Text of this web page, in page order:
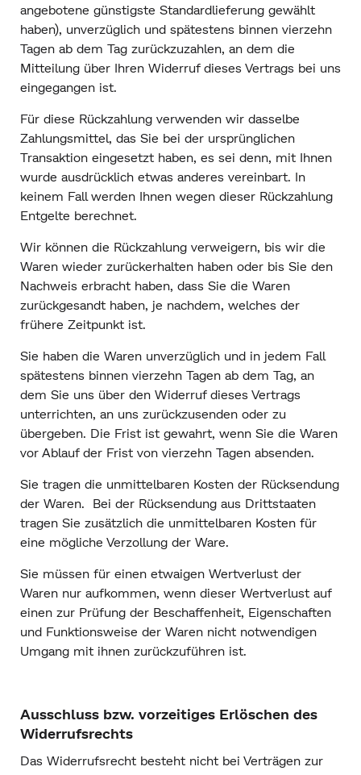
angebotene günstigste Standardlieferung gewählt
haben), unverzüglich und spätestens binnen vierzehn
Tagen ab dem Tag zurückzuzahlen, an dem die
Mitteilung über Ihren Widerruf dieses Vertrags bei uns
eingegangen ist.
Für diese Rückzahlung verwenden wir dasselbe
Zahlungsmittel, das Sie bei der ursprünglichen
Transaktion eingesetzt haben, es sei denn, mit Ihnen
wurde ausdrücklich etwas anderes vereinbart. In
keinem Fall werden Ihnen wegen dieser Rückzahlung
Entgelte berechnet.
Wir können die Rückzahlung verweigern, bis wir die
Waren wieder zurückerhalten haben oder bis Sie den
Nachweis erbracht haben, dass Sie die Waren
zurückgesandt haben, je nachdem, welches der
frühere Zeitpunkt ist.
Sie haben die Waren unverzüglich und in jedem Fall
spätestens binnen vierzehn Tagen ab dem Tag, an
dem Sie uns über den Widerruf dieses Vertrags
unterrichten, an uns zurückzusenden oder zu
übergeben. Die Frist ist gewahrt, wenn Sie die Waren
vor Ablauf der Frist von vierzehn Tagen absenden.
Sie tragen die unmittelbaren Kosten der Rücksendung
der Waren. Bei der Rücksendung aus Drittstaaten
tragen Sie zusätzlich die unmittelbaren Kosten für
eine mögliche Verzollung der Ware.
Sie müssen für einen etwaigen Wertverlust der
Waren nur aufkommen, wenn dieser Wertverlust auf
einen zur Prüfung der Beschaffenheit, Eigenschaften
und Funktionsweise der Waren nicht notwendigen
Umgang mit ihnen zurückzuführen ist.
Ausschluss bzw. vorzeitiges Erlöschen des
Widerrufsrechts
Das Widerrufsrecht besteht nicht bei Verträgen zur